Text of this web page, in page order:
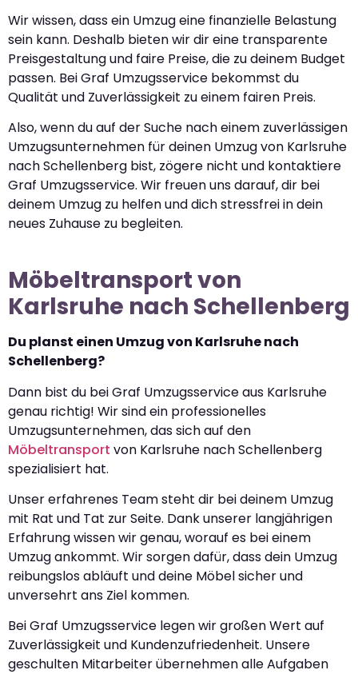
Wir wissen, dass ein Umzug eine finanzielle Belastung
sein kann. Deshalb bieten wir dir eine transparente
Preisgestaltung und faire Preise, die zu deinem Budget
passen. Bei Graf Umzugsservice bekommst du
Qualität und Zuverlässigkeit zu einem fairen Preis.
Also, wenn du auf der Suche nach einem zuverlässigen
Umzugsunternehmen für deinen Umzug von Karlsruhe
nach Schellenberg bist, zögere nicht und kontaktiere
Graf Umzugsservice. Wir freuen uns darauf, dir bei
deinem Umzug zu helfen und dich stressfrei in dein
neues Zuhause zu begleiten.
Möbeltransport von
Karlsruhe nach Schellenberg
Du planst einen Umzug von Karlsruhe nach
Schellenberg?
Dann bist du bei Graf Umzugsservice aus Karlsruhe
genau richtig! Wir sind ein professionelles
Umzugsunternehmen, das sich auf den
Möbeltransport von Karlsruhe nach Schellenberg
spezialisiert hat.
Unser erfahrenes Team steht dir bei deinem Umzug
mit Rat und Tat zur Seite. Dank unserer langjährigen
Erfahrung wissen wir genau, worauf es bei einem
Umzug ankommt. Wir sorgen dafür, dass dein Umzug
reibungslos abläuft und deine Möbel sicher und
unversehrt ans Ziel kommen.
Bei Graf Umzugsservice legen wir großen Wert auf
Zuverlässigkeit und Kundenzufriedenheit. Unsere
geschulten Mitarbeiter übernehmen alle Aufgaben